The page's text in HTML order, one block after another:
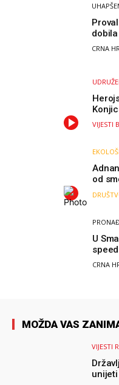
CRNA
VIJESTI
od
U
CRNA
MOŽDA VAS
VIJESTI